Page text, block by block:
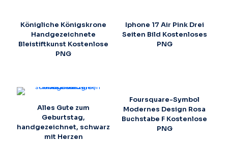
Königliche Königskrone
Handgezeichnete
Bleistiftkunst Kostenlose
PNG
Iphone 17 Air Pink Drei
Seiten Bild Kostenloses
PNG
Alles Gute zum
Geburtstag,
handgezeichnet, schwarz
mit Herzen
Foursquare-Symbol
Modernes Design Rosa
Buchstabe F Kostenlose
PNG